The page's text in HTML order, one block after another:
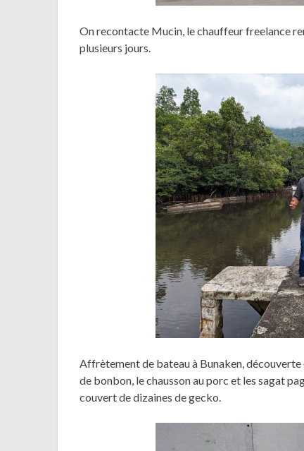
On recontacte Mucin, le chauffeur freelance
plusieurs jours.
Affrètement de bateau à Bunaken,
de bonbon, le chausson au porc et les sagat
couvert de dizaines de gecko.